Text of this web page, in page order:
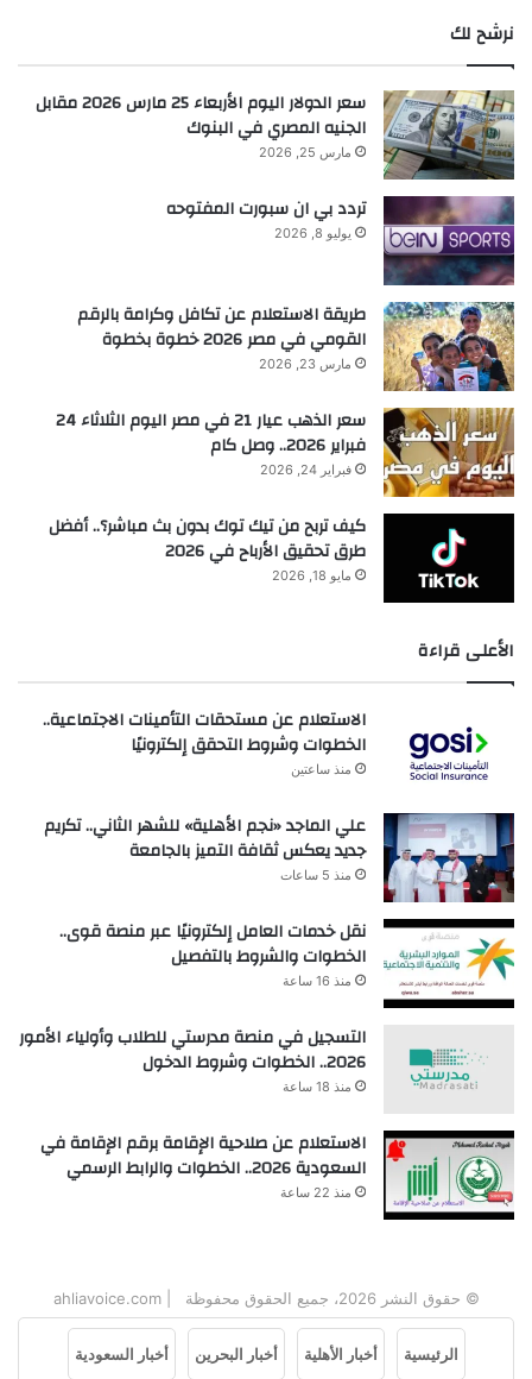
نرشح لك
سعر الدولار اليوم الأربعاء 25 مارس 2026 مقابل
الجنيه المصري في البنوك
مارس 25, 2026
تردد بي ان سبورت المفتوحه
يوليو 8, 2026
طريقة الاستعلام عن تكافل وكرامة بالرقم
القومي في مصر 2026 خطوة بخطوة
مارس 23, 2026
سعر الذهب عيار 21 في مصر اليوم الثلاثاء 24
فبراير 2026.. وصل كام
فبراير 24, 2026
كيف تربح من تيك توك بدون بث مباشر؟.. أفضل
طرق تحقيق الأرباح في 2026
مايو 18, 2026
الأعلى قراءة
الاستعلام عن مستحقات التأمينات الاجتماعية..
الخطوات وشروط التحقق إلكترونيًا
منذ ساعتين
علي الماجد «نجم الأهلية» للشهر الثاني.. تكريم
جديد يعكس ثقافة التميز بالجامعة
منذ 5 ساعات
نقل خدمات العامل إلكترونيًا عبر منصة قوى..
الخطوات والشروط بالتفصيل
منذ 16 ساعة
التسجيل في منصة مدرستي للطلاب وأولياء الأمور
2026.. الخطوات وشروط الدخول
منذ 18 ساعة
الاستعلام عن صلاحية الإقامة برقم الإقامة في
السعودية 2026.. الخطوات والرابط الرسمي
منذ 22 ساعة
© حقوق النشر 2026، جميع الحقوق محفوظة | ahliavoice.com
الرئيسية أخبار الأهلية أخبار البحرين أخبار السعودية